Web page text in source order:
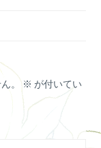
。 ※ が付いてい